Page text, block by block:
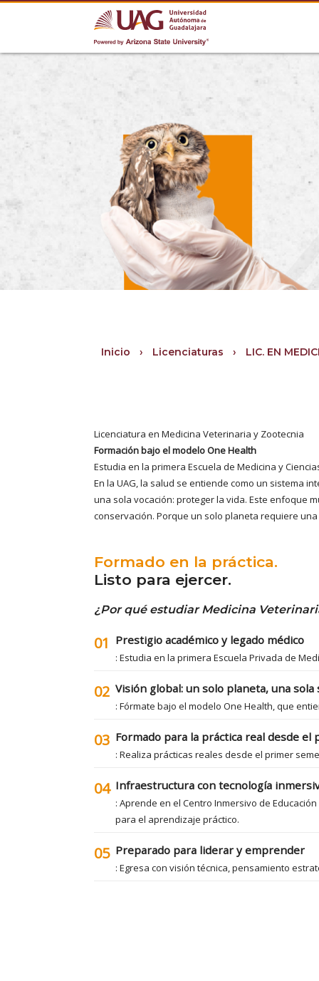
Inicio › Licenciaturas › LIC. EN
Licenciatura en Medicina Veterinaria y Zootecnia
Formación bajo el modelo One Health
Estudia en la primera Escuela de Medicina y
En la UAG, la salud se entiende como un sistema
una sola vocación: proteger la vida. Este enfoque
conservación. Porque un solo planeta requiere
Formado en la práctica.
Listo para ejercer.
¿Por qué estudiar Medicina
01 Prestigio académico y legado médico
: Estudia en la primera Escuela Privada de
02 Visión global: un solo planeta, una sola
: Fórmate bajo el modelo One Health, que
03 Formado para la práctica real desde el
: Realiza prácticas reales desde el primer
04 Infraestructura con tecnología
: Aprende en el Centro Inmersivo de
para el aprendizaje práctico.
05 Preparado para liderar y emprender
: Egresa con visión técnica, pensamiento